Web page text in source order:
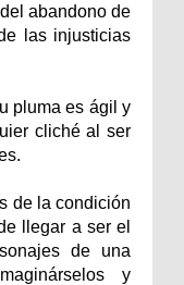
abandono de
las injusticias
pluma es ágil y
cliché al ser
de la condición
llegar a ser el
de una
y